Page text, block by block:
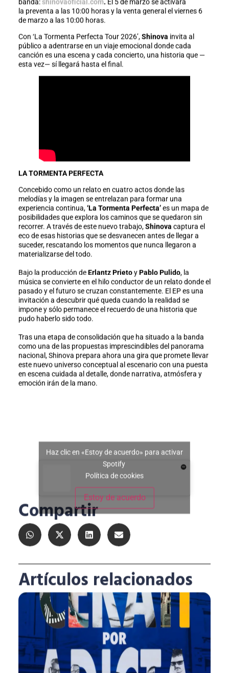
la preventa a las 10:00 horas y la venta general el viernes 6
de marzo a las 10:00 horas.
Con ‘La Tormenta Perfecta Tour 2026’, Shinova invita al
público a adentrarse en un viaje emocional donde cada
canción es una escena y cada concierto, una historia que —
esta vez— sí llegará hasta el final.
LA TORMENTA PERFECTA
Concebido como un relato en cuatro actos donde las
melodías y la imagen se entrelazan para formar una
experiencia continua, ‘La Tormenta Perfecta’es un mapa de
posibilidades que explora los caminos que se quedaron sin
recorrer. A través de este nuevo trabajo, Shinova captura el
eco de esas historias que se desvanecen antes de llegar a
suceder, rescatando los momentos que nunca llegaron a
materializarse del todo.
Bajo la producción de Erlantz Prietoy Pablo Pulido, la
música se convierte en el hilo conductor de un relato donde el
pasado y el futuro se cruzan constantemente. El EP es una
invitación a descubrir qué queda cuando la realidad se
impone y sólo permanece el recuerdo de una historia que
pudo haberlo sido todo.
Tras una etapa de consolidación que ha situado a la banda
como una de las propuestas imprescindibles del panorama
nacional, Shinova prepara ahora una gira que promete llevar
este nuevo universo conceptual al escenario con una puesta
en escena cuidada al detalle, donde narrativa, atmósfera y
emoción irán de la mano.
Haz clic en «Estoy de acuerdo» para activar
Spotify
Política de cookies
Estoy de acuerdo
Compartir
Artículos relacionados